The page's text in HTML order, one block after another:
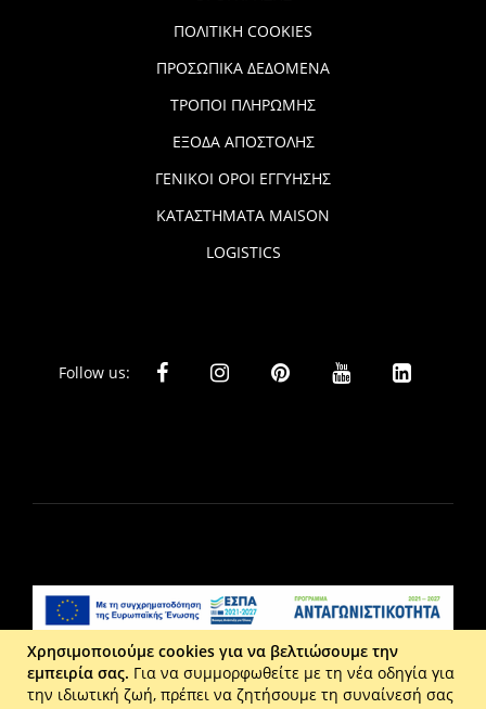
ΠΟΛΙΤΙΚΗ COOKIES
ΠΡΟΣΩΠΙΚΑ ΔΕΔΟΜΕΝΑ
ΤΡΟΠΟΙ ΠΛΗΡΩΜΗΣ
ΕΞΟΔΑ ΑΠΟΣΤΟΛΗΣ
ΓΕΝΙΚΟΙ ΟΡΟΙ ΕΓΓΥΗΣΗΣ
ΚΑΤΑΣΤΗΜΑΤΑ MAISON
LOGISTICS
Follow us:
Liberta Ε.Π.Ε. - Τ: 2610 201 800 - Ε: eshop@maison.gr -
Χρησιμοποιούμε cookies για να βελτιώσουμε την
εμπειρία σας. Για να συμμορφωθείτε με τη νέα οδηγία για
την ιδιωτική ζωή, πρέπει να ζητήσουμε τη συναίνεσή σας